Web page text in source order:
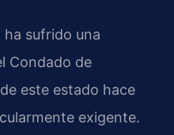
ha sufrido una
Condado de
este estado hace
exigente.